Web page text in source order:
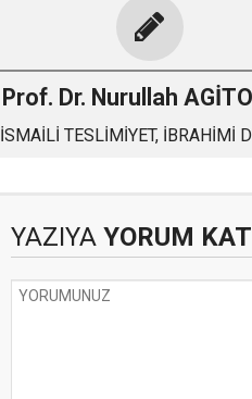
Prof. Dr. Nurullah
İSMAİLİ TESLİMİYET, İBRAHİMİ
YAZIYA YORUM KAT